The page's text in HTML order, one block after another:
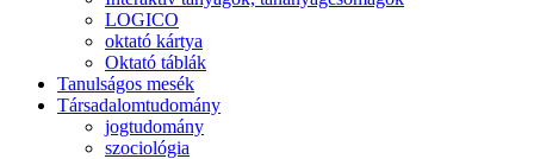
LOGICO
oktató kártya
Oktató táblák
Tanulságos mesék
Társadalomtudomány
jogtudomány
szociológia